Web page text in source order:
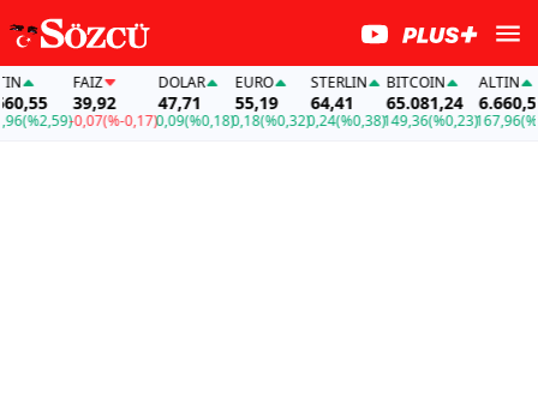
(%2,59)
FAİZ
39,92
-0,07(%-0,17)
DOLAR
47,71
0,09(%0,18)
EURO
55,19
0,18(%0,32)
STERLIN
64,41
0,24(%0,38)
BITCOIN
65.081,24
149,36(%0,23)
ALTIN
6.660,55
167,96